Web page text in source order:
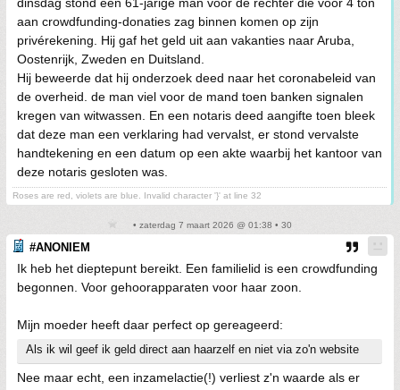
aan crowdfunding-donaties zag binnen komen op zijn
privérekening. Hij gaf het geld uit aan vakanties naar Aruba,
Oostenrijk, Zweden en Duitsland.
Hij beweerde dat hij onderzoek deed naar het coronabeleid van
de overheid. de man viel voor de mand toen banken signalen
kregen van witwassen. En een notaris deed aangifte toen bleek
dat deze man een verklaring had vervalst, er stond vervalste
handtekening en een datum op een akte waarbij het kantoor van
deze notaris gesloten was.
Roses are red, violets are blue. Invalid character '}' at line 32
• zaterdag 7 maart 2026 @ 01:38 • 30
#ANONIEM
Ik heb het dieptepunt bereikt. Een familielid is een crowdfunding
begonnen. Voor gehoorapparaten voor haar zoon.
Mijn moeder heeft daar perfect op gereageerd:
Als ik wil geef ik geld direct aan haarzelf en niet via zo'n website
Nee maar echt, een inzamelactie(!) verliest z'n waarde als er